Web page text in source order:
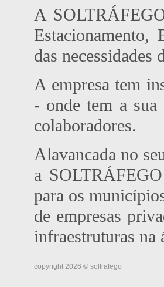
A
Estacionamento,
das necessidades
A empresa tem
- onde tem a sua
colaboradores.
Alavancada no
a
para os
de empresas
infraestruturas na
copyright 2026 © soltrafego